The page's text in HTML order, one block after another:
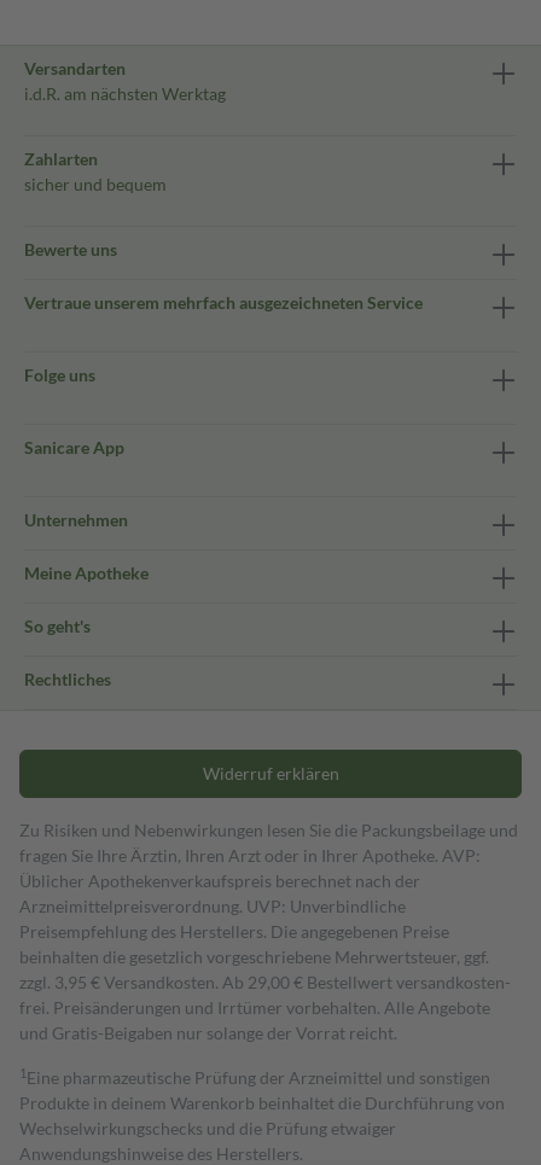
Versandarten
i.d.R. am nächsten Werktag
Zahlarten
sicher und bequem
Bewerte uns
Vertraue unserem mehrfach ausgezeichneten Service
Folge uns
Sanicare App
Unternehmen
Meine Apotheke
So geht's
Rechtliches
Widerruf erklären
Zu Risiken und Nebenwirkungen lesen Sie die Packungsbeilage und
fragen Sie Ihre Ärztin, Ihren Arzt oder in Ihrer Apotheke. AVP:
Üblicher Apothekenverkaufspreis berechnet nach der
Arzneimittelpreisverordnung. UVP: Unverbindliche
Preisempfehlung des Herstellers. Die angegebenen Preise
beinhalten die gesetzlich vorgeschriebene Mehrwertsteuer, ggf.
zzgl. 3,95 € Versandkosten. Ab 29,00 € Bestell­wert versand­kosten­
frei. Preisänderungen und Irrtümer vorbehalten. Alle Angebote
und Gratis-Beigaben nur solange der Vorrat reicht.
1 Eine pharmazeutische Prüfung der Arzneimittel und sonstigen
Produkte in deinem Warenkorb beinhaltet die Durchführung von
Wechselwirkungschecks und die Prüfung etwaiger
Anwendungshinweise des Herstellers.